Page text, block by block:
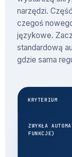
narzędzi.
czegoś
językowe.
standardową
gdzie sama
KRYTERIUM
ZWYKŁA
FUNKCJE)